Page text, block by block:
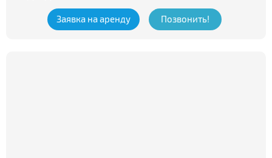
Заявка на аренду Позвонить!